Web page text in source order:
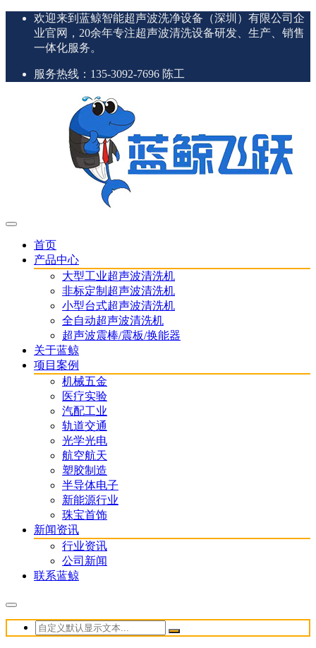
欢迎来到蓝鲸智能超声波洗净设备（深圳）有限公司企
业官网，20余年专注超声波清洗设备研发、生产、销售
一体化服务。
服务热线：135-3092-7696 陈工
首页
产品中心
大型工业超声波清洗机
非标定制超声波清洗机
小型台式超声波清洗机
全自动超声波清洗机
超声波震棒/震板/换能器
关于蓝鲸
项目案例
机械五金
医疗实验
汽配工业
轨道交通
光学光电
航空航天
塑胶制造
半导体电子
新能源行业
珠宝首饰
新闻资讯
行业资讯
公司新闻
联系蓝鲸